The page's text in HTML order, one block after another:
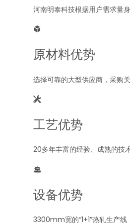
河南明泰科技根据用户需求量身

原材料优势
选择可靠的大型供应商，采购

工艺优势
20多年丰富的经验、成熟的技

设备优势
3300mm宽的“1+1”热轧生产